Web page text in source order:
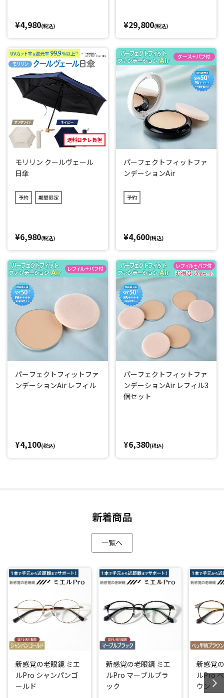
¥4,980(税込) ¥29,800(税込)
送料日テレ負担
モリリン クールヴェール
日傘
予約 期間限定
¥6,980(税込)
パーフェクトフィットファ
ンデーションAir
予約
¥4,600(税込)
パーフェクトフィットファ
ンデーションAir レフィル
¥4,100(税込)
パーフェクトフィットファ
ンデーションAir レフィル3
個セット
¥6,380(税込)
新着商品
一覧へ
新感覚の老眼鏡 ミエ
ルPro シャンパンゴ
ールド
新感覚の老眼鏡 ミエ
ルPro マーブルブラ
ック
新感覚
ルPro
ウン